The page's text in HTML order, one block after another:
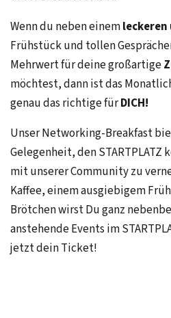
Wenn du neben einem
Frühstück und tollen
Mehrwert für deine großartige
möchtest, dann ist das
genau das richtige fürDICH!
Unser Networking-Breakfast
Gelegenheit, den
mit unserer Community zu
Kaffee, einem ausgiebigem
Brötchen wirst Du ganz
anstehende Events im
jetzt dein Ticket!